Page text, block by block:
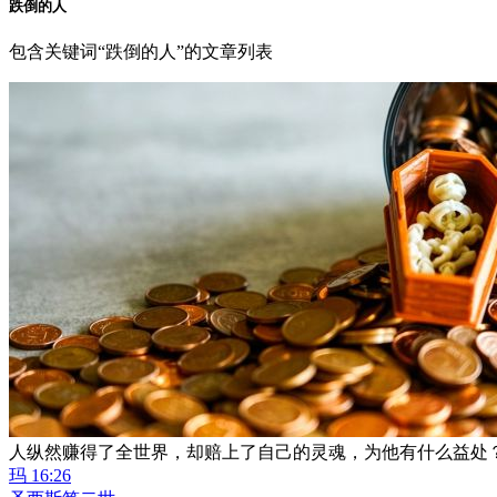
跌倒的人
包含关键词“跌倒的人”的文章列表
人纵然赚得了全世界，却赔上了自己的灵魂，为他有什么益处
玛 16:26